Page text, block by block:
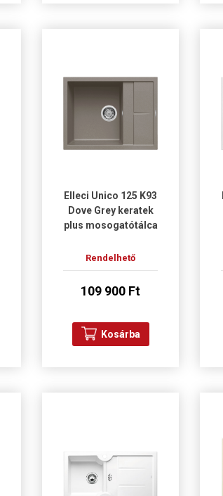
Elleci Unico 125 K93
Dove Grey keratek
plus mosogatótálca
Rendelhető
109 900 Ft
Kosárba